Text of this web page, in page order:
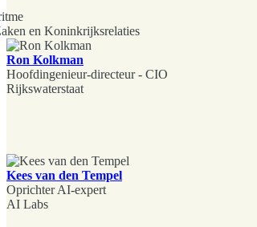
en Koninkrijksrelaties
Ron Kolkman
Hoofdingenieur-directeur - CIO
Rijkswaterstaat
Kees van den Tempel
Oprichter AI-expert
AI Labs